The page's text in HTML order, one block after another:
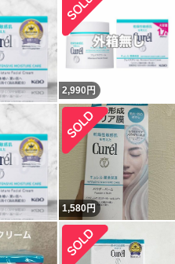
2,990 円
1,580円